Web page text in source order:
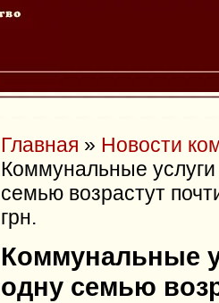
Главная » Новости
Коммунальные
семью возрастут
грн.
Коммунальные
одну семью